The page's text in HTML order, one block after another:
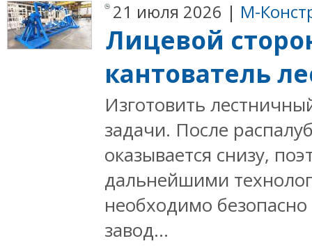
21 июля 2026 | М-
Лицевой
кантователь
Изготовить
задачи. После
оказывается снизу,
дальнейшими
необходимо
завод...